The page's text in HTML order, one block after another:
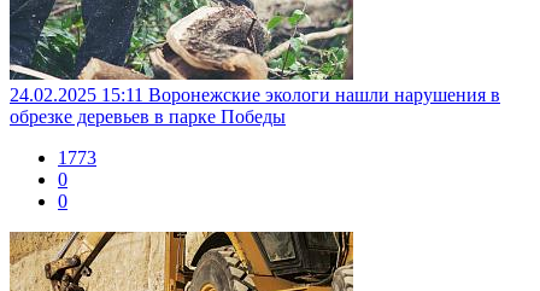
24.02.2025 15:11 Воронежские экологи нашли нарушения в
обрезке деревьев в парке Победы
1773
0
0